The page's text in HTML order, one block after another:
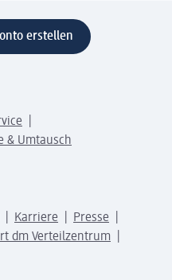
erstellen
& Umtausch
Karriere
Presse
dm Verteilzentrum